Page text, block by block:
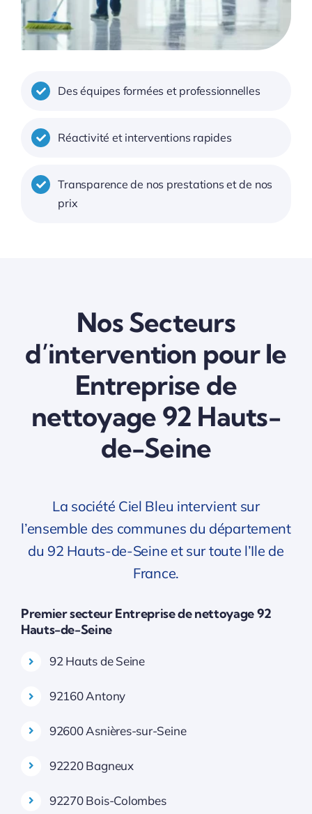
Des équipes formées et professionnelles
Réactivité et interventions rapides
Transparence de nos prestations et de nos
prix
Nos Secteurs
d’intervention pour le
Entreprise de
nettoyage 92 Hauts-
de-Seine
La société Ciel Bleu intervient sur
l’ensemble des communes du département
du 92 Hauts-de-Seine et sur toute l’Ile de
France.
Premier secteur Entreprise de nettoyage 92
Hauts-de-Seine
92 Hauts de Seine
92160 Antony
92600 Asnières-sur-Seine
92220 Bagneux
92270 Bois-Colombes